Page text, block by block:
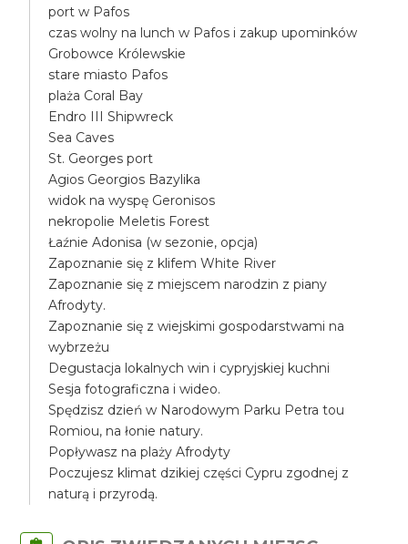
port w Pafos
czas wolny na lunch w Pafos i zakup upominków
Grobowce Królewskie
stare miasto Pafos
plaża Coral Bay
Endro III Shipwreck
Sea Caves
St. Georges port
Agios Georgios Bazylika
widok na wyspę Geronisos
nekropolie Meletis Forest
Łaźnie Adonisa (w sezonie, opcja)
Zapoznanie się z klifem White River
Zapoznanie się z miejscem narodzin z piany
Afrodyty.
Zapoznanie się z wiejskimi gospodarstwami na
wybrzeżu
Degustacja lokalnych win i cypryjskiej kuchni
Sesja fotograficzna i wideo.
Spędzisz dzień w Narodowym Parku Petra tou
Romiou, na łonie natury.
Popływasz na plaży Afrodyty
Poczujesz klimat dzikiej części Cypru zgodnej z
naturą i przyrodą.